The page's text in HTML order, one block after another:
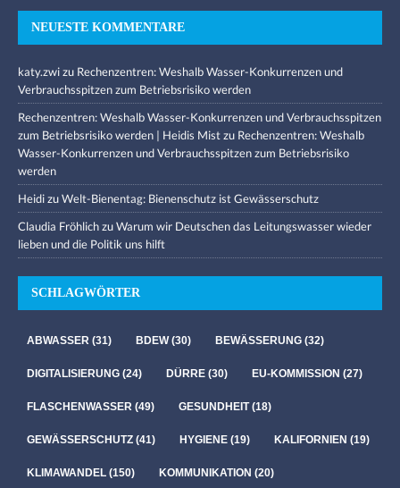
NEUESTE KOMMENTARE
katy.zwizu Rechenzentren: Weshalb Wasser-Konkurrenzen und
Verbrauchsspitzen zum Betriebsrisiko werden
Rechenzentren: Weshalb Wasser-Konkurrenzen und Verbrauchsspitzen
zum Betriebsrisiko werden | Heidis Mistzu Rechenzentren: Weshalb
Wasser-Konkurrenzen und Verbrauchsspitzen zum Betriebsrisiko
werden
HeidizuWelt-Bienentag: Bienenschutz ist Gewässerschutz
Claudia FröhlichzuWarum wir Deutschen das Leitungswasser wieder
lieben und die Politik uns hilft
SCHLAGWÖRTER
ABWASSER (31) BDEW(30) BEWÄSSERUNG (32)
DIGITALISIERUNG (24) DÜRRE (30) EU-KOMMISSION (27)
FLASCHENWASSER (49) GESUNDHEIT(18)
GEWÄSSERSCHUTZ (41) HYGIENE (19) KALIFORNIEN (19)
KLIMAWANDEL (150) KOMMUNIKATION (20)